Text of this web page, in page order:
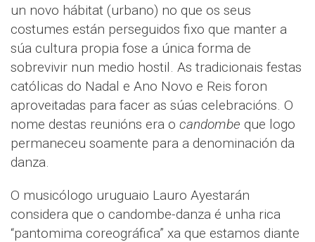
un novo hábitat (urbano) no que os seus
costumes están perseguidos fixo que manter a
súa cultura propia fose a única forma de
sobrevivir nun medio hostil. As tradicionais festas
católicas do Nadal e Ano Novo e Reis foron
aproveitadas para facer as súas celebracións. O
nome destas reunións era o candombe que logo
permaneceu soamente para a denominación da
danza.
O musicólogo uruguaio Lauro Ayestarán
considera que o candombe-danza é unha rica
“pantomima coreográfica” xa que estamos diante